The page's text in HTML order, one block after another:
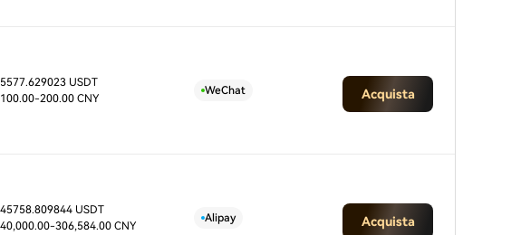
5577.629023 USDT
100.00-200.00 CNY
WeChat Acquista
45758.809844 USDT
40,000.00-306,584.00 CNY
Alipay Acquista